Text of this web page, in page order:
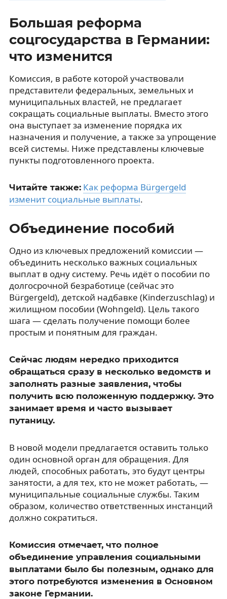
Большая реформа
соцгосударства в Германии:
что изменится
Комиссия, в работе которой участвовали
представители федеральных, земельных и
муниципальных властей, не предлагает
сокращать социальные выплаты. Вместо этого
она выступает за изменение порядка их
назначения и получение, а также за упрощение
всей системы. Ниже представлены ключевые
пункты подготовленного проекта.
Читайте также: Как реформа Bürgergeld
изменит социальные выплаты.
Объединение пособий
Одно из ключевых предложений комиссии —
объединить несколько важных социальных
выплат в одну систему. Речь идёт о пособии по
долгосрочной безработице (сейчас это
Bürgergeld), детской надбавке (Kinderzuschlag) и
жилищном пособии (Wohngeld). Цель такого
шага — сделать получение помощи более
простым и понятным для граждан.
Сейчас людям нередко приходится
обращаться сразу в несколько ведомств и
заполнять разные заявления, чтобы
получить всю положенную поддержку. Это
занимает время и часто вызывает
путаницу.
В новой модели предлагается оставить только
один основной орган для обращения. Для
людей, способных работать, это будут центры
занятости, а для тех, кто не может работать, —
муниципальные социальные службы. Таким
образом, количество ответственных инстанций
должно сократиться.
Комиссия отмечает, что полное
объединение управления социальными
выплатами было бы полезным, однако для
этого потребуются изменения в Основном
законе Германии.